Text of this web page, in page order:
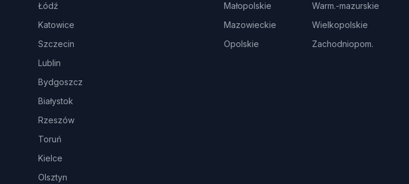
Łódź
Katowice
Szczecin
Lublin
Bydgoszcz
Białystok
Rzeszów
Toruń
Kielce
Olsztyn
Małopolskie
Mazowieckie
Opolskie
Warm.-mazurskie
Wielkopolskie
Zachodniopom.